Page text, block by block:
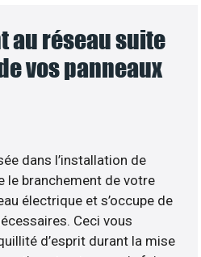
au réseau suite
vos panneaux
dans l’installation de
le branchement de votre
électrique et s’occupe de
Ceci vous
d’esprit durant la mise